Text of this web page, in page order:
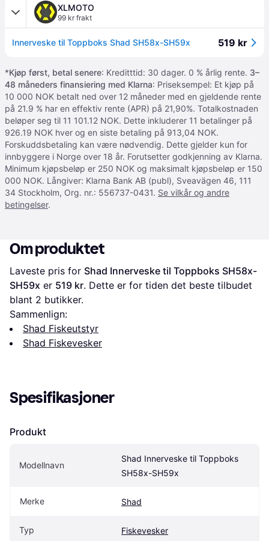
XLMOTO
99 kr frakt
Innerveske til Toppboks Shad SH58x-SH59x 519 kr
*Kjøp først, betal senere: Kreditttid: 30 dager. 0 % årlig rente. 3–
48 måneders finansiering med Klarna: Priseksempel: Et kjøp på
10 000 NOK betalt ned over 12 måneder med en gjeldende rente
på 21.9 % har en effektiv rente (APR) på 21,90%. Totalkostnaden
beløper seg til 11 101.12 NOK. Dette inkluderer 11 betalinger på
926.19 NOK hver og en siste betaling på 913,04 NOK.
Forskuddsbetaling kan være nødvendig. Dette gjelder kun for
innbyggere i Norge over 18 år. Forutsetter godkjenning av Klarna.
Minimum kjøpsbeløp er 250 NOK og maksimalt kjøpsbeløp er 150
000 NOK. Långiver: Klarna Bank AB (publ), Sveavägen 46, 111
34 Stockholm, Org. nr.: 556737-0431. Se vilkår og andre
betingelser.
Om produktet
Laveste pris for Shad Innerveske til Toppboks SH58x-
SH59x er 519 kr. Dette er for tiden det beste tilbudet
blant 2 butikker.
Sammenlign:
Shad Fiskeutstyr
Shad Fiskevesker
Spesifikasjoner
Produkt
Modellnavn
Shad Innerveske til Toppboks
SH58x-SH59x
Merke Shad
Typ Fiskevesker